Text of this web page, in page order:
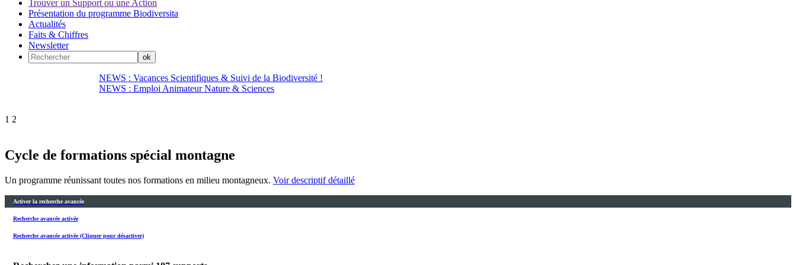
Trouver un Support ou une Action
Présentation du programme Biodiversita
Actualités
Faits & Chiffres
Newsletter
NEWS : Vacances Scientifiques & Suivi de la Biodiversité !
NEWS : Emploi Animateur Nature & Sciences
1 2
Cycle de formations spécial montagne
Un programme réunissant toutes nos formations en milieu montagneux. Voir descriptif détaillé
Activer la recherche avancée
Recherche avancée activée
Recherche avancée activée (Cliquer pour désactiver)